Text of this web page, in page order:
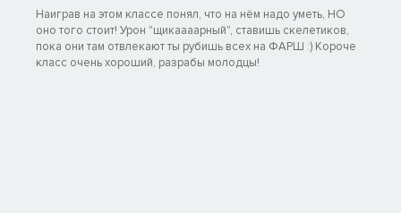
Наиграв на этом классе понял, что на нём надо уметь, НО
оно того стоит! Урон "щикаааарный", ставишь скелетиков,
пока они там отвлекают ты рубишь всех на ФАРШ :) Короче
класс очень хороший, разрабы молодцы!